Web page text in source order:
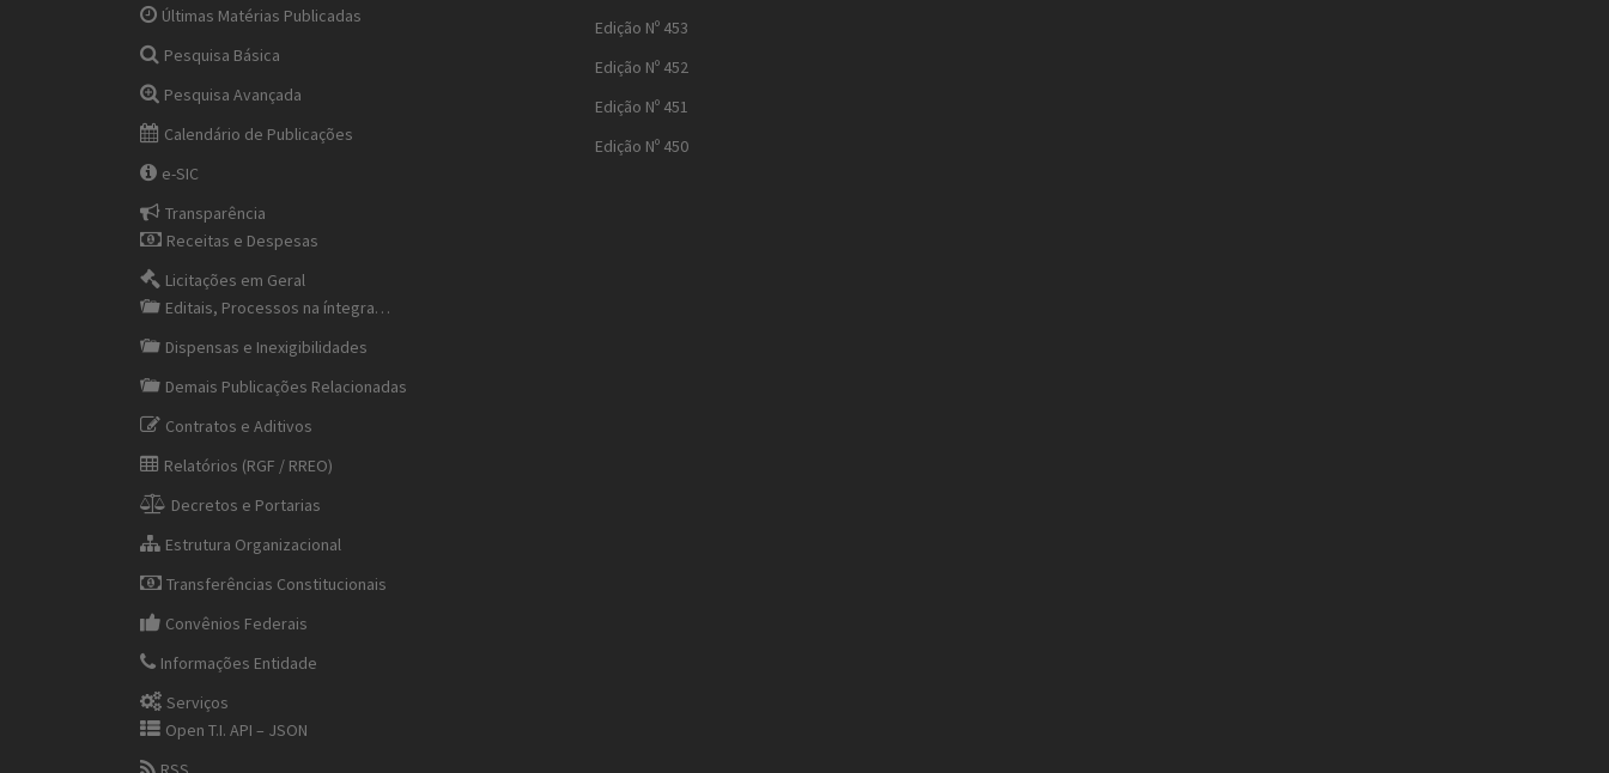
Últimas Matérias Publicadas
Pesquisa Básica
Pesquisa Avançada
Calendário de Publicações
e-SIC
Transparência
Receitas e Despesas
Licitações em Geral
Editais, Processos na íntegra…
Dispensas e Inexigibilidades
Demais Publicações Relacionadas
Contratos e Aditivos
Relatórios (RGF / RREO)
Decretos e Portarias
Estrutura Organizacional
Transferências Constitucionais
Convênios Federais
Informações Entidade
Serviços
Open T.I. API – JSON
Edição Nº 453
Edição Nº 452
Edição Nº 451
Edição Nº 450